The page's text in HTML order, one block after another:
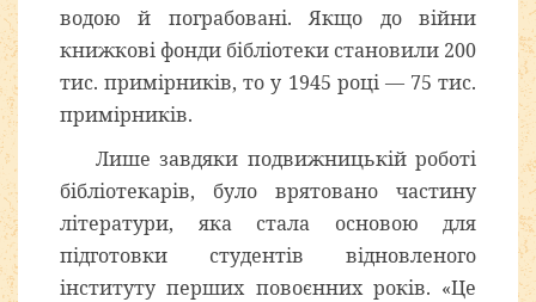
водою й пограбовані. Якщо до війни
книжкові фонди бібліотеки становили 200
тис. примірників, то у 1945 році — 75 тис.
примірників.
Лише завдяки подвижницькій роботі
бібліотекарів, було врятовано частину
літератури, яка стала основою для
підготовки студентів відновленого
інституту перших повоєнних років. «Це